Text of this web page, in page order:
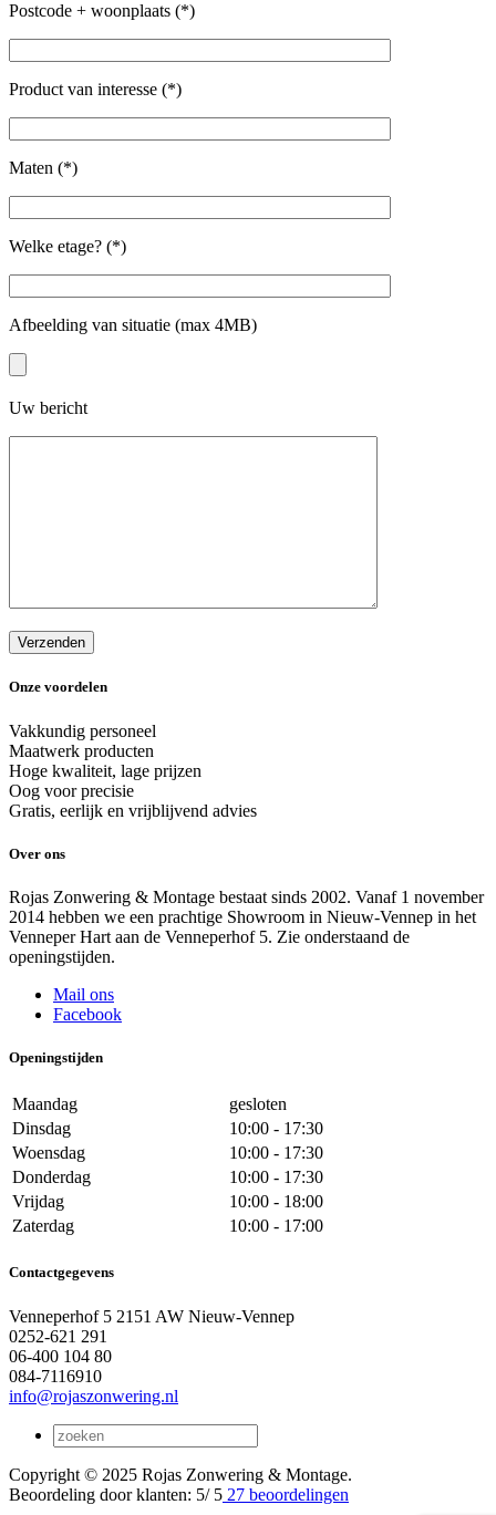
Postcode + woonplaats (*)
Product van interesse (*)
Maten (*)
Welke etage? (*)
Afbeelding van situatie (max 4MB)
Uw bericht
Onze voordelen
Vakkundig personeel
Maatwerk producten
Hoge kwaliteit, lage prijzen
Oog voor precisie
Gratis, eerlijk en vrijblijvend advies
Over ons
Rojas Zonwering & Montage bestaat sinds 2002. Vanaf 1 november
2014 hebben we een prachtige Showroom in Nieuw-Vennep in het
Venneper Hart aan de Venneperhof 5. Zie onderstaand de
openingstijden.
Mail ons
Facebook
Openingstijden
Maandag
gesloten
Dinsdag
10:00 - 17:30
Woensdag
10:00 - 17:30
Donderdag
10:00 - 17:30
Vrijdag
10:00 - 18:00
Zaterdag
10:00 - 17:00
Contactgegevens
Venneperhof 5 2151 AW Nieuw-Vennep
0252-621 291
06-400 104 80
084-7116910
info@rojaszonwering.nl
Copyright © 2025 Rojas Zonwering & Montage.
Beoordeling door klanten: 5/5 27 beoordelingen